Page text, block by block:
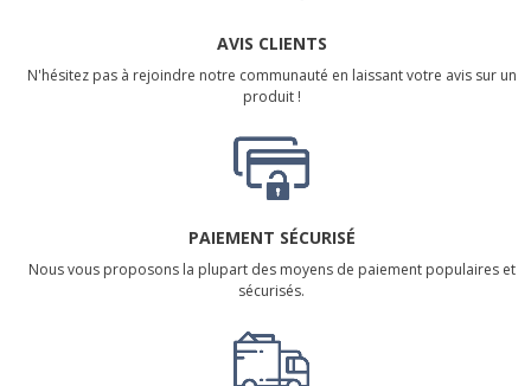
AVIS CLIENTS
N'hésitez pas à rejoindre notre communauté en laissant votre avis sur un
produit !
PAIEMENT SÉCURISÉ
Nous vous proposons la plupart des moyens de paiement populaires et
sécurisés.